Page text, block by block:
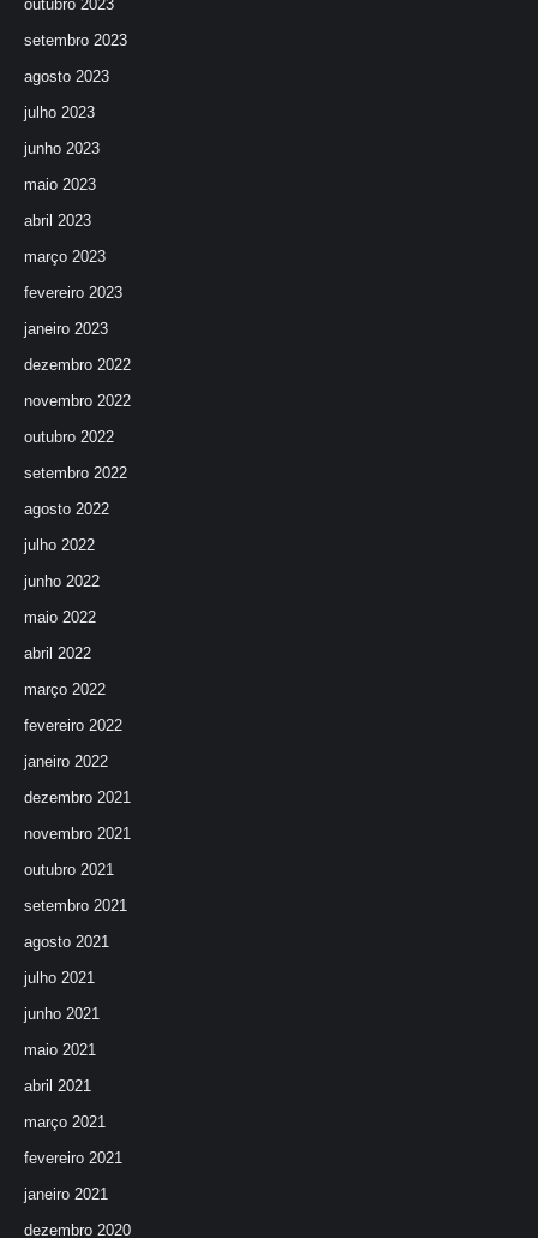
outubro 2023
setembro 2023
agosto 2023
julho 2023
junho 2023
maio 2023
abril 2023
março 2023
fevereiro 2023
janeiro 2023
dezembro 2022
novembro 2022
outubro 2022
setembro 2022
agosto 2022
julho 2022
junho 2022
maio 2022
abril 2022
março 2022
fevereiro 2022
janeiro 2022
dezembro 2021
novembro 2021
outubro 2021
setembro 2021
agosto 2021
julho 2021
junho 2021
maio 2021
abril 2021
março 2021
fevereiro 2021
janeiro 2021
dezembro 2020